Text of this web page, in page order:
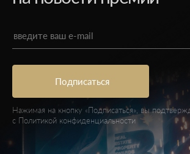
Нажимая на кнопку «Подписаться», вы
с Политикой конфиденциальности